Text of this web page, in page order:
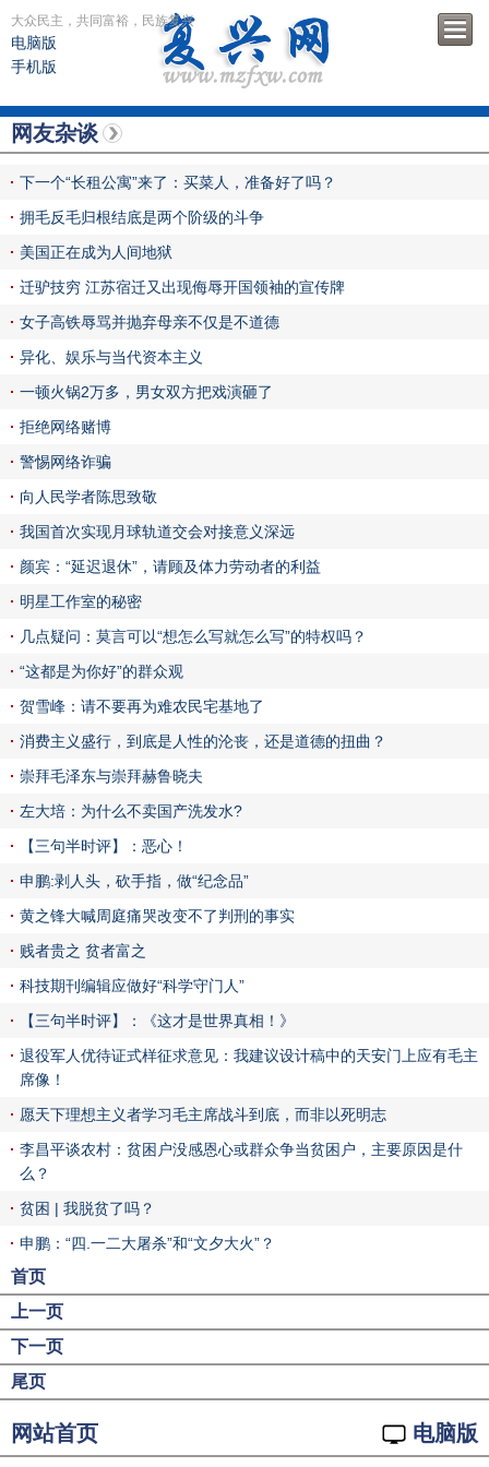
大众民主，共同富裕，民族复兴
电脑版
手机版
网友杂谈
下一个“长租公寓”来了：买菜人，准备好了吗？
拥毛反毛归根结底是两个阶级的斗争
美国正在成为人间地狱
迁驴技穷 江苏宿迁又出现侮辱开国领袖的宣传牌
女子高铁辱骂并抛弃母亲不仅是不道德
异化、娱乐与当代资本主义
一顿火锅2万多，男女双方把戏演砸了
拒绝网络赌博
警惕网络诈骗
向人民学者陈思致敬
我国首次实现月球轨道交会对接意义深远
颜宾：“延迟退休”，请顾及体力劳动者的利益
明星工作室的秘密
几点疑问：莫言可以“想怎么写就怎么写”的特权吗？
“这都是为你好”的群众观
贺雪峰：请不要再为难农民宅基地了
消费主义盛行，到底是人性的沦丧，还是道德的扭曲？
崇拜毛泽东与崇拜赫鲁晓夫
左大培：为什么不卖国产洗发水?
【三句半时评】：恶心！
申鹏:剥人头，砍手指，做“纪念品”
黄之锋大喊周庭痛哭改变不了判刑的事实
贱者贵之 贫者富之
科技期刊编辑应做好“科学守门人”
【三句半时评】：《这才是世界真相！》
退役军人优待证式样征求意见：我建议设计稿中的天安门上应有毛主
席像！
愿天下理想主义者学习毛主席战斗到底，而非以死明志
李昌平谈农村：贫困户没感恩心或群众争当贫困户，主要原因是什
么？
贫困 | 我脱贫了吗？
申鹏：“四.一二大屠杀”和“文夕大火”？
首页
上一页
下一页
尾页
网站首页 电脑版